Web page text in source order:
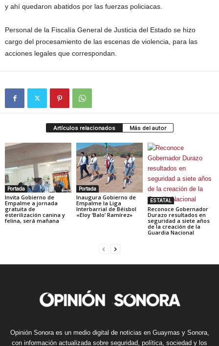
y ahí quedaron abatidos por las fuerzas policiacas.
Personal de la Fiscalía General de Justicia del Estado se hizo
cargo del procesamiento de las escenas de violencia, para las
acciones legales que correspondan.
Artículos relacionados Más del autor
Portada
Invita Gobierno de
Empalme a jornada
gratuita de
esterilización canina y
felina, será mañana
Portada
Inaugura Gobierno de
Empalme la Liga
Interbarrial de Béisbol
«Eloy ‘Balo’ Ramírez»
ESTATAL
Reconoce Gobernador
Durazo resultados en
seguridad a siete años
de la creación de la
Guardia Nacional
Opinión Sonora es un medio digital de noticias en Guaymas y Sonora,
con información actualizada sobre seguridad, política, sociedad y los